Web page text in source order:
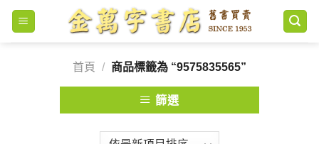
Skip
content
首頁
/ 商品標籤為 “9575835565”
篩選